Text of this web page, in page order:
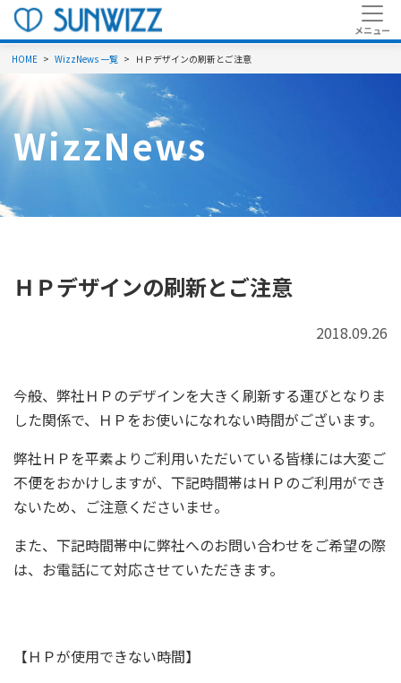
HOME WizzNews 一覧 ＨＰデザインの刷新とご注意
WizzNews
ＨＰデザインの刷新とご注意
2018.09.26
今般、弊社ＨＰのデザインを大きく刷新する運びとなりま
した関係で、ＨＰをお使いになれない時間がございます。
弊社ＨＰを平素よりご利用いただいている皆様には大変ご
不便をおかけしますが、下記時間帯はＨＰのご利用ができ
ないため、ご注意くださいませ。
また、下記時間帯中に弊社へのお問い合わせをご希望の際
は、お電話にて対応させていただきます。
【ＨＰが使用できない時間】